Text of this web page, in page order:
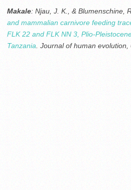
Makale: Njau, J. K., & Blumenschine,
and mammalian carnivore feeding
FLK 22 and FLK NN 3, Plio-
Tanzania . Journal of human